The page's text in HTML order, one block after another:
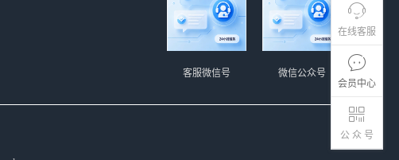
在线客服
会员中心
公 众 号
微信公众号
客服微信号